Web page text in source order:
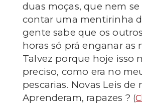
duas moças, que nem
contar uma mentirinha
gente sabe que os
horas só prá enganar as
Talvez porque hoje isso
preciso, como era no
pescarias. Novas Leis de
Aprenderam, rapazes ? (